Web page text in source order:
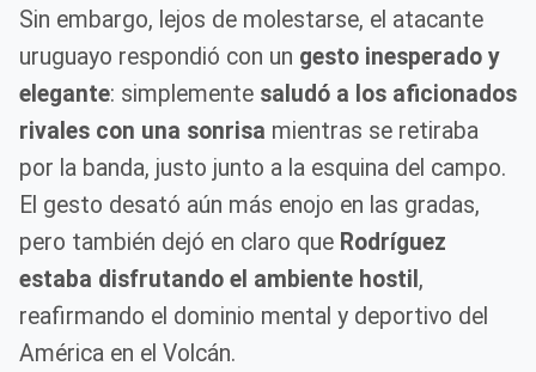
Sin embargo, lejos de molestarse, el atacante
uruguayo respondió con un gesto inesperado y
elegante: simplemente saludó a los aficionados
rivales con una sonrisa mientras se retiraba
por la banda, justo junto a la esquina del campo.
El gesto desató aún más enojo en las gradas,
pero también dejó en claro que Rodríguez
estaba disfrutando el ambiente hostil ,
reafirmando el dominio mental y deportivo del
América en el Volcán.